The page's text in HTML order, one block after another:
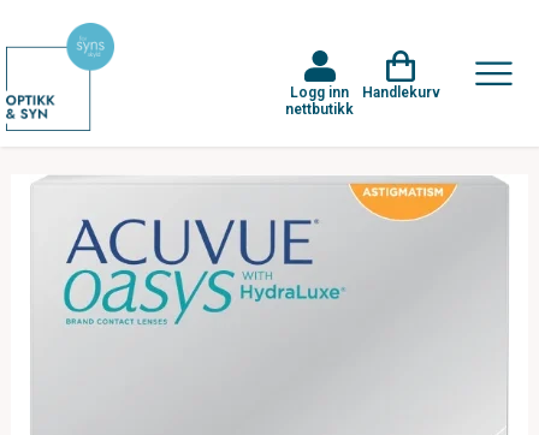
Logg inn
nettbutikk
Handlekurv